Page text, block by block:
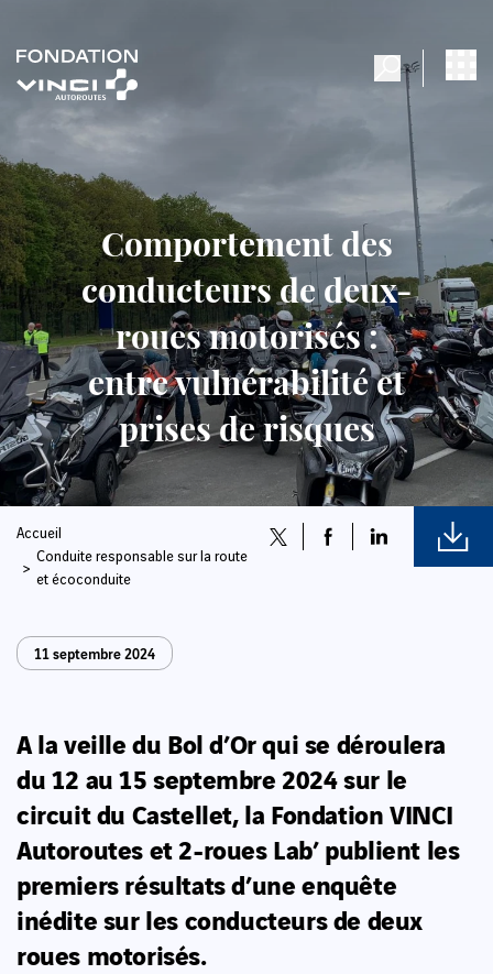
Comportement des
conducteurs de deux-
roues motorisés :
entre vulnérabilité et
prises de risques
Accueil
Conduite responsable sur la route
et écoconduite
11 septembre 2024
A la veille du Bol d’Or qui se déroulera
du 12 au 15 septembre 2024 sur le
circuit du Castellet, la Fondation VINCI
Autoroutes et 2-roues Lab’ publient les
premiers résultats d’une enquête
inédite sur les conducteurs de deux
roues motorisés.